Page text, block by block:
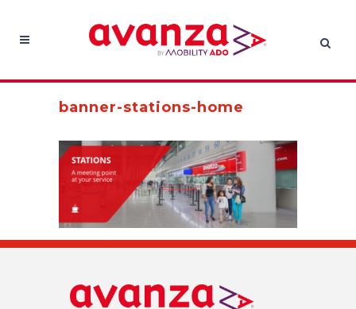
banner-stations-home